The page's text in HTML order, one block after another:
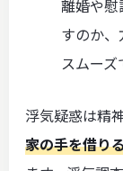
離婚や
すのか
スムーズ
浮気疑惑は精
家の手を借り